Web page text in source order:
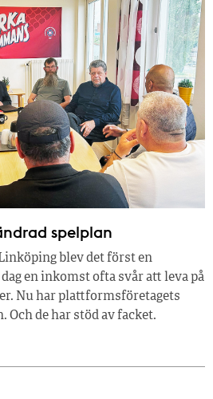
spelplan
blev det först en
en inkomst ofta svår att leva på
Nu har plattformsföretagets
Och de har stöd av facket.